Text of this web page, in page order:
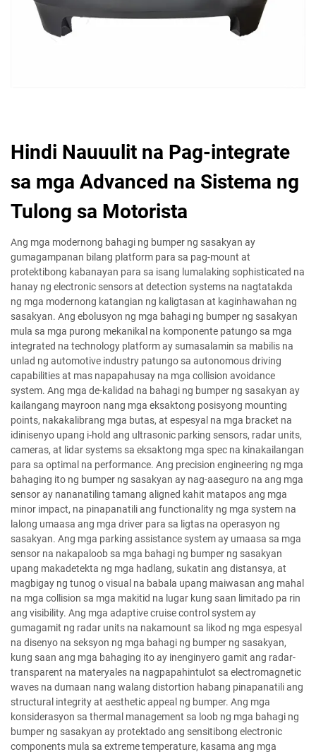
Hindi Nauuulit na Pag-integrate
sa mga Advanced na Sistema ng
Tulong sa Motorista
Ang mga modernong bahagi ng bumper ng sasakyan ay
gumagampanan bilang platform para sa pag-mount at
protektibong kabanayan para sa isang lumalaking sophisticated na
hanay ng electronic sensors at detection systems na nagtatakda
ng mga modernong katangian ng kaligtasan at kaginhawahan ng
sasakyan. Ang ebolusyon ng mga bahagi ng bumper ng sasakyan
mula sa mga purong mekanikal na komponente patungo sa mga
integrated na technology platform ay sumasalamin sa mabilis na
unlad ng automotive industry patungo sa autonomous driving
capabilities at mas napapahusay na mga collision avoidance
system. Ang mga de-kalidad na bahagi ng bumper ng sasakyan ay
kailangang mayroon nang mga eksaktong posisyong mounting
points, nakakalibrang mga butas, at espesyal na mga bracket na
idinisenyo upang i-hold ang ultrasonic parking sensors, radar units,
cameras, at lidar systems sa eksaktong mga spec na kinakailangan
para sa optimal na performance. Ang precision engineering ng mga
bahaging ito ng bumper ng sasakyan ay nag-aaseguro na ang mga
sensor ay nananatiling tamang aligned kahit matapos ang mga
minor impact, na pinapanatili ang functionality ng mga system na
lalong umaasa ang mga driver para sa ligtas na operasyon ng
sasakyan. Ang mga parking assistance system ay umaasa sa mga
sensor na nakapaloob sa mga bahagi ng bumper ng sasakyan
upang makadetekta ng mga hadlang, sukatin ang distansya, at
magbigay ng tunog o visual na babala upang maiwasan ang mahal
na mga collision sa mga makitid na lugar kung saan limitado pa rin
ang visibility. Ang mga adaptive cruise control system ay
gumagamit ng radar units na nakamount sa likod ng mga espesyal
na disenyo na seksyon ng mga bahagi ng bumper ng sasakyan,
kung saan ang mga bahaging ito ay inenginyero gamit ang radar-
transparent na materyales na nagpapahintulot sa electromagnetic
waves na dumaan nang walang distortion habang pinapanatili ang
structural integrity at aesthetic appeal ng bumper. Ang mga
konsiderasyon sa thermal management sa loob ng mga bahagi ng
bumper ng sasakyan ay protektado ang sensitibong electronic
components mula sa extreme temperature, kasama ang mga